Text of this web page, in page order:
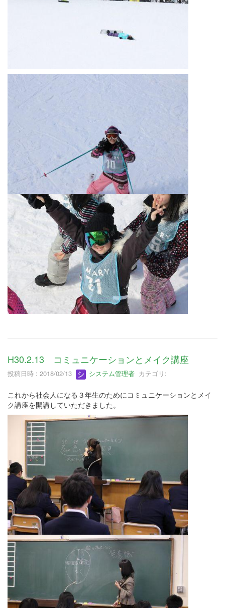
H30.2.13 コミュニケーションとメイク講座
投稿日時 : 2018/02/13 システム管理者 カテゴリ:
これから社会人になる３年生のためにコミュニケーションとメイ
ク講座を開講していただきました。